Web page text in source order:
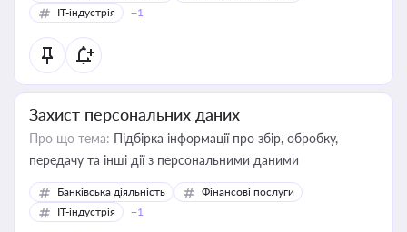
IT-індустрія
+1
Захист персональних даних
Про що тема: Підбірка інформації про збір, обробку,
передачу та інші дії з персональними даними
Банківська діяльність
Фінансові послуги
IT-індустрія
+1